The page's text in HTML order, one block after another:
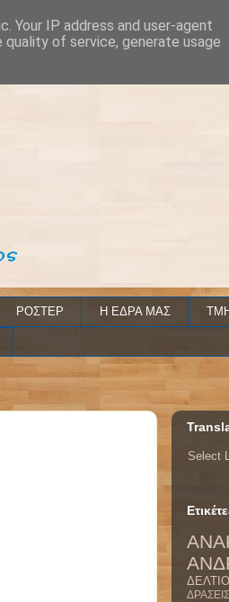
ΡΟΣΤΕΡ Η ΕΔΡΑ ΜΑΣ
Select
ΔΡΑΣΕΙΣ
Your IP address and user-agent
of service, generate usage